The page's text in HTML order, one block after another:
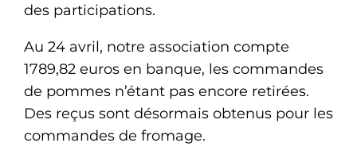
des participations.
Au 24 avril, notre association compte
1789,82 euros en banque, les commandes
de pommes n’étant pas encore retirées.
Des reçus sont désormais obtenus pour les
commandes de fromage.